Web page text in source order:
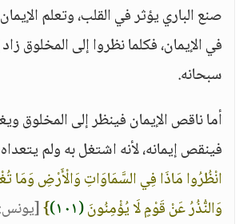
صنع الباري يؤثر في القلب، وتعلم
في الإيمان، فكلما نظروا إلى المخلوق زاد
سبحانه.
أما ناقص الإيمان فينظر إلى المخلوق
فينقص إيمانه، لأنه اشتغل به ولم
انْظُرُوا مَاذَا فِي السَّمَاوَاتِ وَالْأَرْضِ وَمَا
وَالنُّذُرُ عَنْ قَوْمٍ لَا يُؤْمِنُونَ(١٠١) }[يونس: